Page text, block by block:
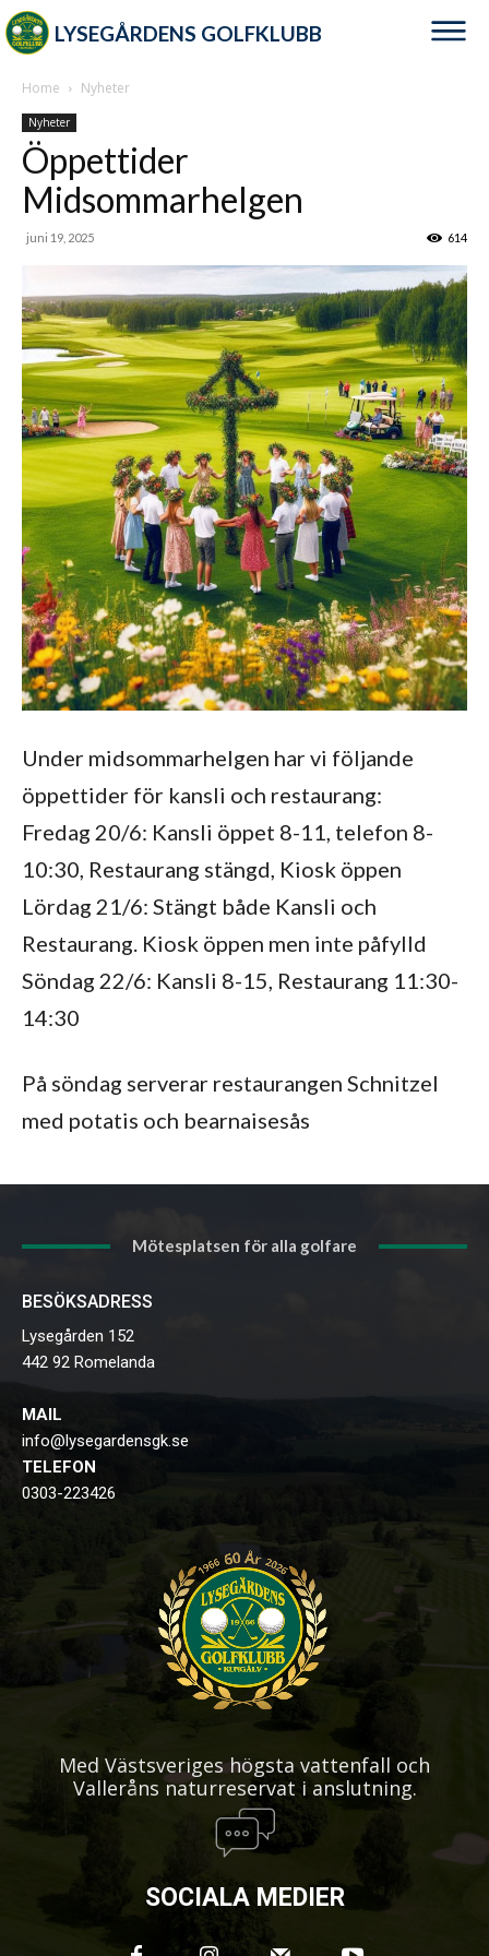
LYSEGÅRDENS GOLFKLUBB
Home Nyheter
Nyheter
Öppettider
Midsommarhelgen
juni 19, 2025 614
Under midsommarhelgen har vi följande
öppettider för kansli och restaurang:
Fredag 20/6: Kansli öppet 8-11, telefon 8-
10:30, Restaurang stängd, Kiosk öppen
Lördag 21/6: Stängt både Kansli och
Restaurang. Kiosk öppen men inte påfylld
Söndag 22/6: Kansli 8-15, Restaurang 11:30-
14:30
På söndag serverar restaurangen Schnitzel
med potatis och bearnaisesås
Mötesplatsen för alla golfare
BESÖKSADRESS
Lysegården 152
442 92 Romelanda
MAIL
info@lysegardensgk.se
TELEFON
0303-223426
Med Västsveriges högsta vattenfall och
Valleråns naturreservat i anslutning.
SOCIALA MEDIER